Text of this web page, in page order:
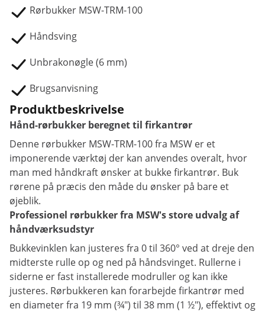
Rørbukker MSW-TRM-100
Håndsving
Unbrakonøgle (6 mm)
Brugsanvisning
Produktbeskrivelse
Hånd-rørbukker beregnet til firkantrør
Denne rørbukker MSW-TRM-100 fra MSW er et
imponerende værktøj der kan anvendes overalt, hvor
man med håndkraft ønsker at bukke firkantrør. Buk
rørene på præcis den måde du ønsker på bare et
øjeblik.
Professionel rørbukker fra MSW's store udvalg af
håndværksudstyr
Bukkevinklen kan justeres fra 0 til 360° ved at dreje den
midterste rulle op og ned på håndsvinget. Rullerne i
siderne er fast installerede modruller og kan ikke
justeres. Rørbukkeren kan forarbejde firkantrør med
en diameter fra 19 mm (¾") til 38 mm (1 ½"), effektivt og